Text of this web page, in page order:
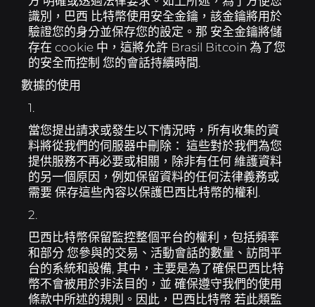
識別，巴西 比特幣使用安全金鑰，該金鑰將用於
驗證您的身分並保存您的設定。那 安全金鑰將儲
存在 cookie 中，這將允許 Brasil Bitcoin 為了您
的安全而控制 您的會話持續時間.
數據的使用
1.
當您提出請求或發生以下情況時，所有收集的資
料將從我們的伺服器中刪除： 這些對於我們為您
提供服務不再必要或相關，除非有任何 維護資料
的另一個原因，例如保留資料的任何法律義務或
需要 保存這些內容以保護巴西比特幣的權利.
2.
巴西比特幣保留監控整個平台的權利，包括頻率
和部分 您參與的交易、活動會話的數量、訪問平
台的系統和設備, 其中，主要是為了確保巴西比特
幣不會被用於非法目的，並 確保遵守我們的使用
條款中所述的規則。因此，巴西比特幣 若此類監